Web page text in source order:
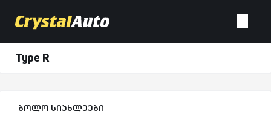
Type R
ბოლო სიახლეები